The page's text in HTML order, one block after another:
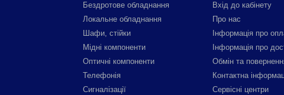
Бездротове обладнання
Локальне обладнання
Шафи, стійки
Мідні компоненти
Оптичні компоненти
Телефонія
Сигналізації
Вхід до кабінету
Про нас
Інформація про
Інформація про
Обмін та
Контактна
Сервісні центри